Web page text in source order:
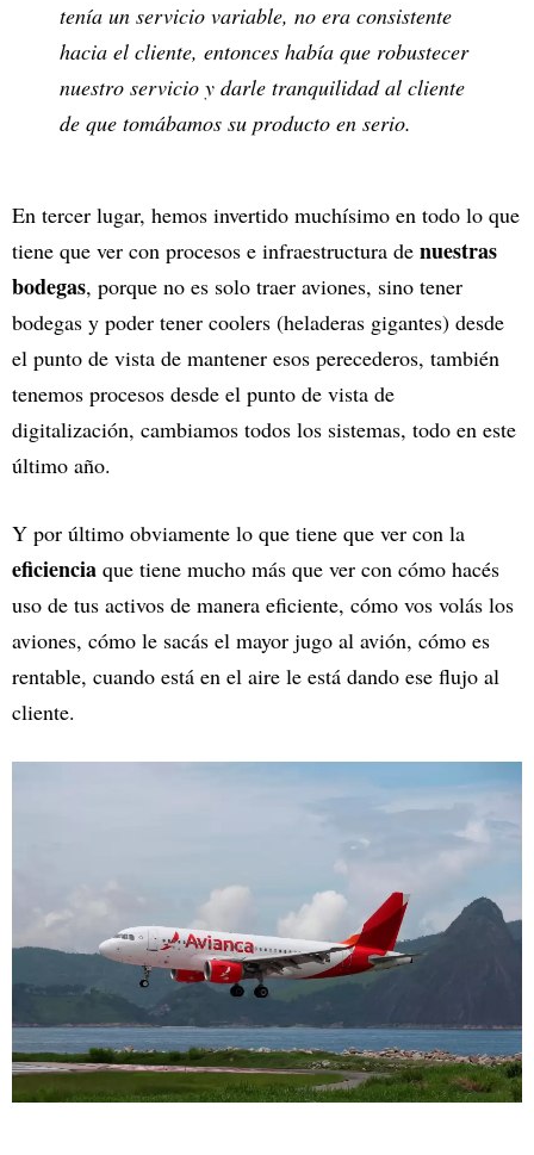
tenía un servicio variable, no era consistente
hacia el cliente, entonces había que robustecer
nuestro servicio y darle tranquilidad al cliente
de que tomábamos su producto en serio.
En tercer lugar, hemos invertido muchísimo en todo lo que
tiene que ver con procesos e infraestructura de nuestras
bodegas, porque no es solo traer aviones, sino tener
bodegas y poder tener coolers (heladeras gigantes) desde
el punto de vista de mantener esos perecederos, también
tenemos procesos desde el punto de vista de
digitalización, cambiamos todos los sistemas, todo en este
último año.
Y por último obviamente lo que tiene que ver con la
eficiencia que tiene mucho más que ver con cómo hacés
uso de tus activos de manera eficiente, cómo vos volás los
aviones, cómo le sacás el mayor jugo al avión, cómo es
rentable, cuando está en el aire le está dando ese flujo al
cliente.